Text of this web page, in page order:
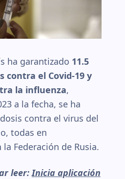
ha garantizado 11.5
contra el Covid-19 y
la influenza,
a la fecha, se ha
contra el virus del
todas en
Federación de Rusia.
leer:Inicia aplicación